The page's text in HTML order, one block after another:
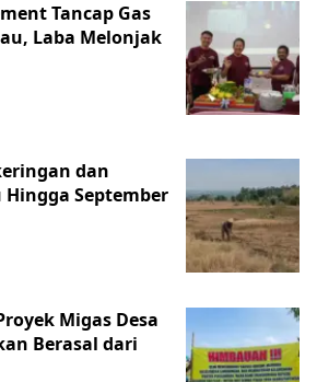
Tancap Gas
Laba Melonjak
dan
September
Migas Desa
Berasal dari